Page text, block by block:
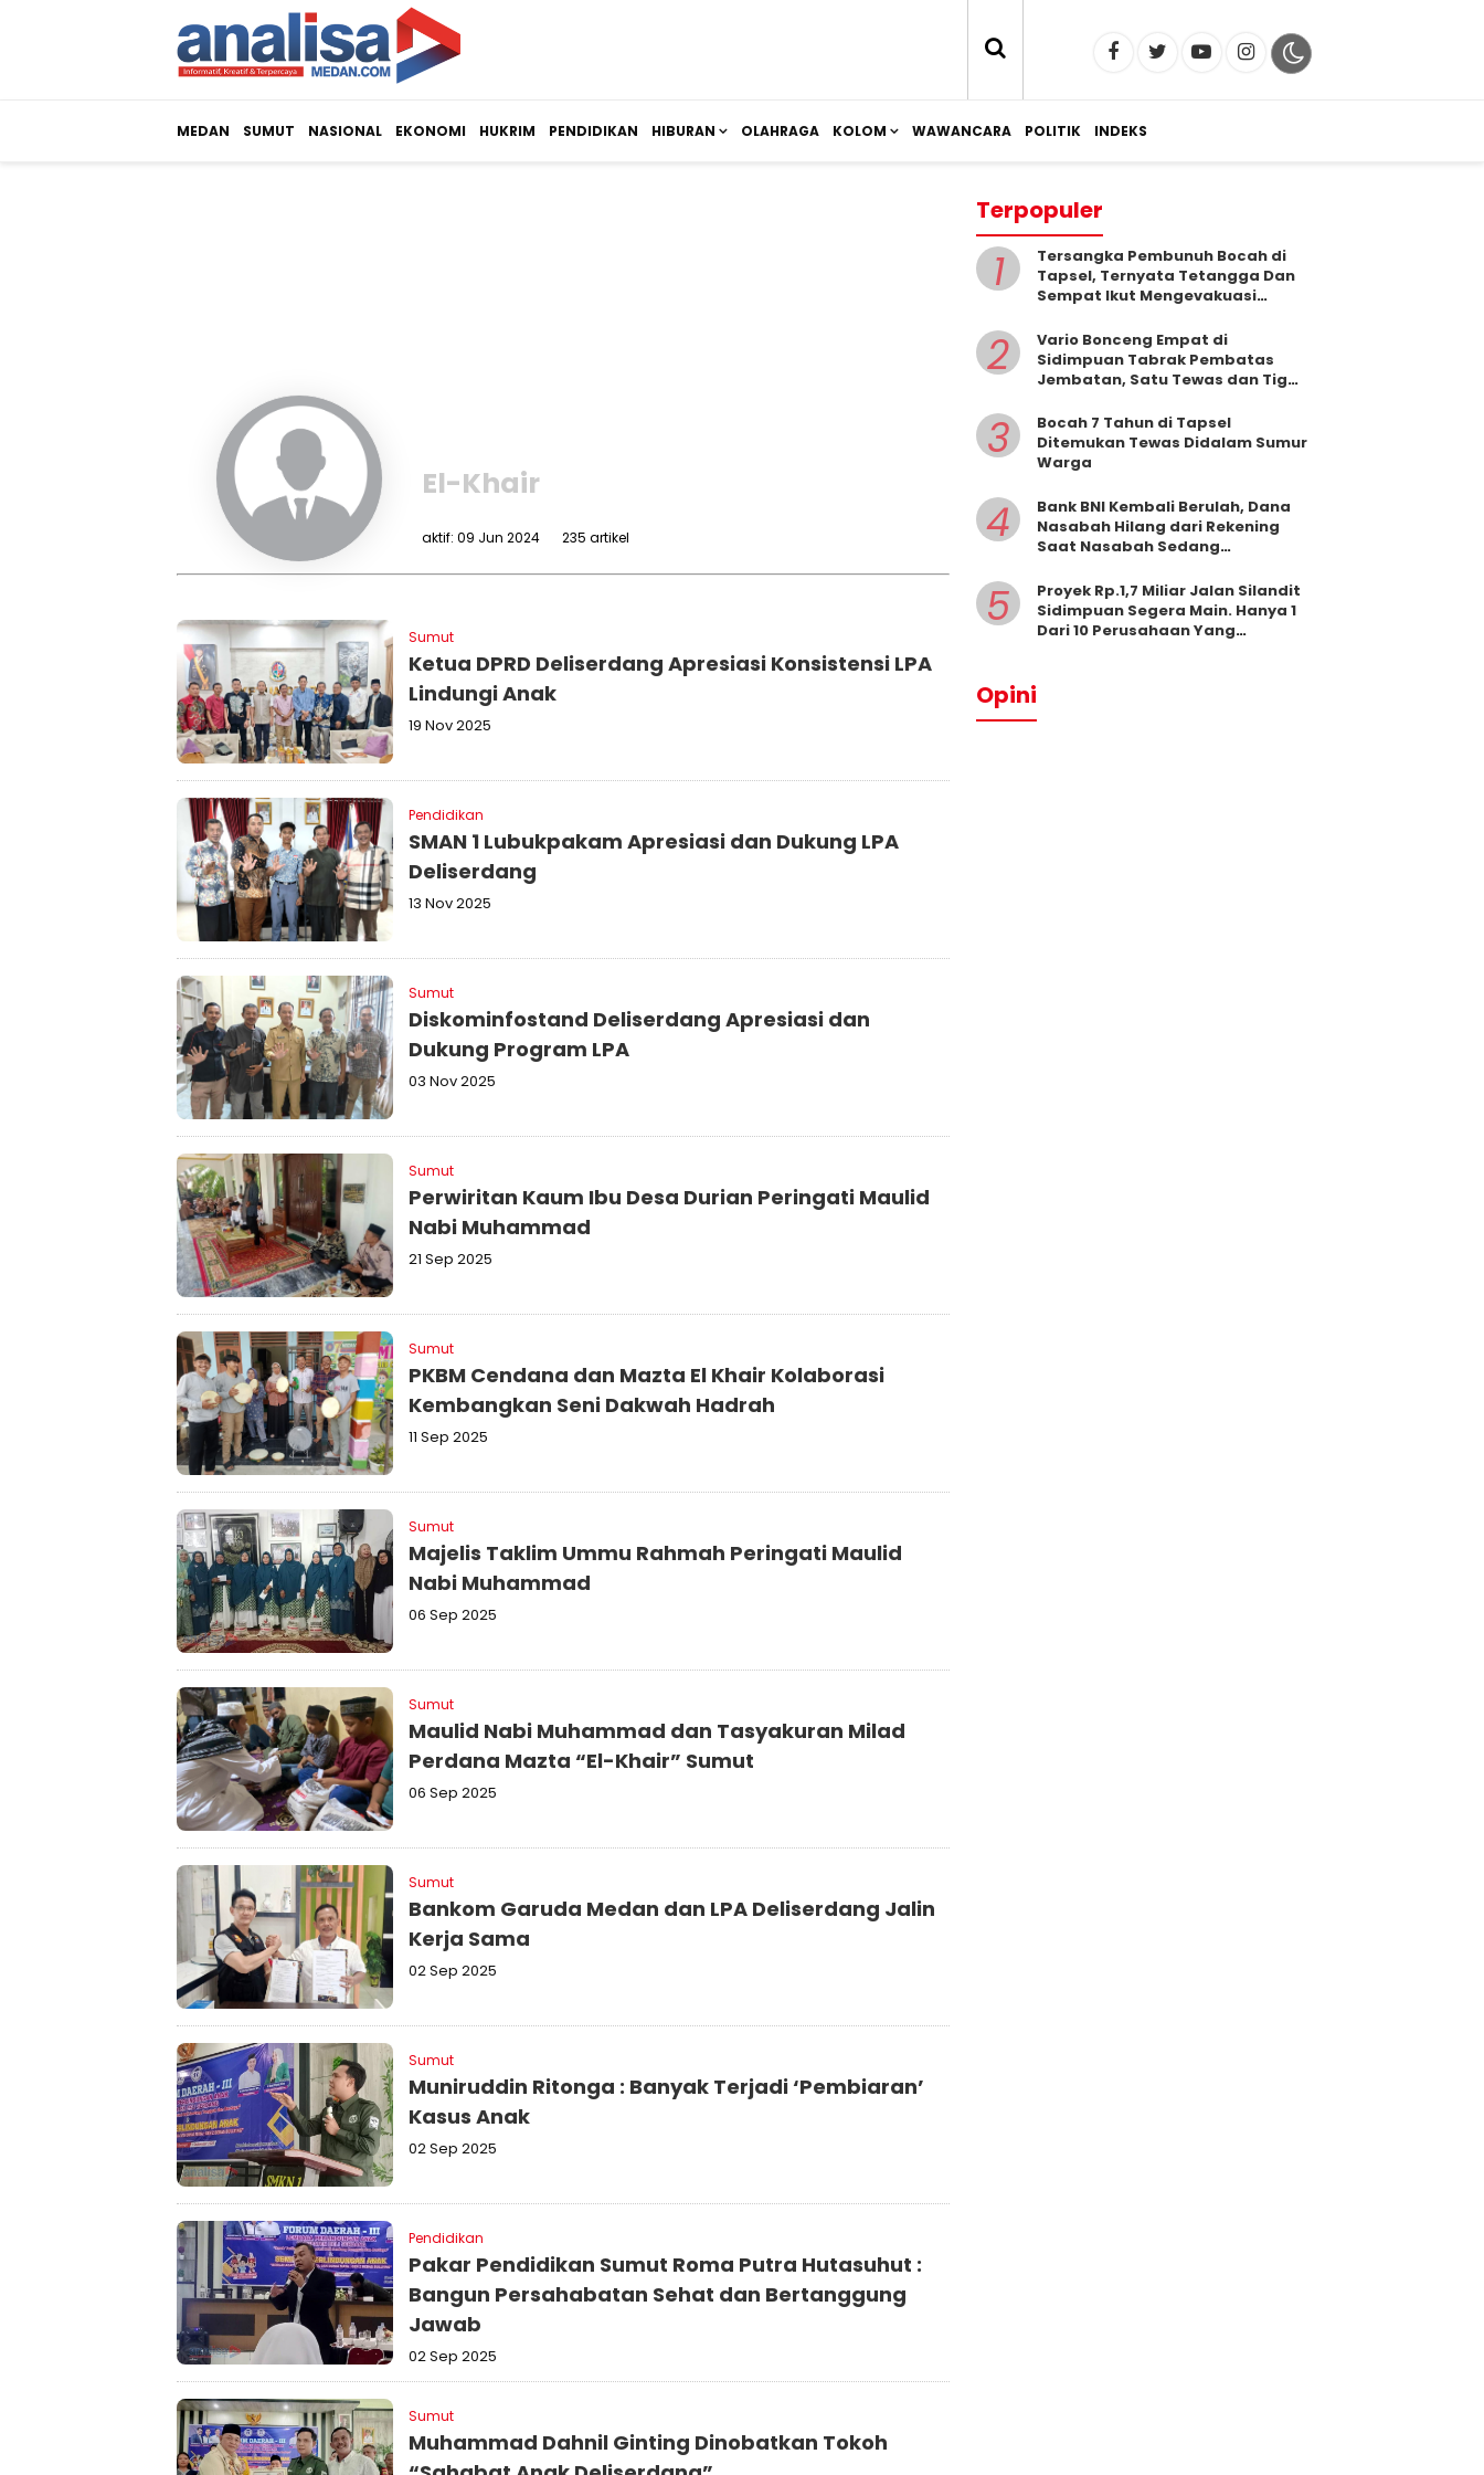
MEDAN SUMUT NASIONAL EKONOMI HUKRIM PENDIDIKAN HIBURAN OLAHRAGA KOLOM WAWANCARA POLITIK INDEKS
El-Khair
aktif: 09 Jun 2024 235 artikel
Sumut
Ketua DPRD Deliserdang Apresiasi Konsistensi LPA
Lindungi Anak
19 Nov 2025
Pendidikan
SMAN 1 Lubukpakam Apresiasi dan Dukung LPA
Deliserdang
13 Nov 2025
Sumut
Diskominfostand Deliserdang Apresiasi dan
Dukung Program LPA
03 Nov 2025
Sumut
Perwiritan Kaum Ibu Desa Durian Peringati Maulid
Nabi Muhammad
21 Sep 2025
Sumut
PKBM Cendana dan Mazta El Khair Kolaborasi
Kembangkan Seni Dakwah Hadrah
11 Sep 2025
Sumut
Majelis Taklim Ummu Rahmah Peringati Maulid
Nabi Muhammad
06 Sep 2025
Sumut
Maulid Nabi Muhammad dan Tasyakuran Milad
Perdana Mazta “El-Khair” Sumut
06 Sep 2025
Sumut
Bankom Garuda Medan dan LPA Deliserdang Jalin
Kerja Sama
02 Sep 2025
Sumut
Muniruddin Ritonga : Banyak Terjadi ‘Pembiaran’
Kasus Anak
02 Sep 2025
Pendidikan
Pakar Pendidikan Sumut Roma Putra Hutasuhut :
Bangun Persahabatan Sehat dan Bertanggung
Jawab
02 Sep 2025
Sumut
Muhammad Dahnil Ginting Dinobatkan Tokoh
Terpopuler
1
Tersangka Pembunuh Bocah di
Tapsel, Ternyata Tetangga Dan
Sempat Ikut Mengevakuasi
2
Vario Bonceng Empat di
Sidimpuan Tabrak Pembatas
Jembatan, Satu Tewas dan Tiga
3
Bocah 7 Tahun di Tapsel
Ditemukan Tewas Didalam Sumur
Warga
4
Bank BNI Kembali Berulah, Dana
Nasabah Hilang dari Rekening
Saat Nasabah Sedang
5
Proyek Rp.1,7 Miliar Jalan Silandit
Sidimpuan Segera Main. Hanya 1
Dari 10 Perusahaan Yang
Opini